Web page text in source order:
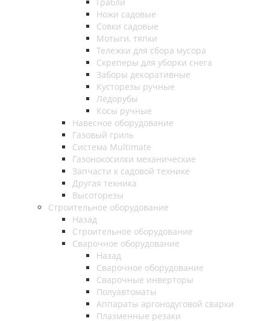
Ножи садовые
Совки садовые
Мотыги, тяпки
Тележки для сбора мусора
Скреперы для уборки снега
Заборы декоративные
Кусторезы ручные
Ледорубы
Косы ручные
Навесное оборудование
Газовый гриль
Система Multimate
Газонокосилки механические
Запчасти к садовой технике
Другая техника
Высоторезы
Строительное оборудование
Назад
Строительное оборудование
Сварочное оборудование
Назад
Сварочное оборудование
Сварочные инверторы
Полуавтоматы
Аппараты аргонодуговой сварки
Плазменные резаки